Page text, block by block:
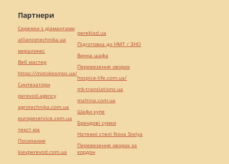
Партнери
Сережки з діамантами
alliancetechnika.ua
миралинкс
Веб мастер
https://motokosmos.ua/
Синтезатори
perevod.agency
agrotechnika.com.ua
europeservice.com.ua
текст юа
Посилання
kievperevod.com.ua
pereklad.ua
Підготовка до НМТ / ЗНО
Винна шафа
Перевезення хворих
hospice-life.com.ua/
mk-translations.ua
maltina.com.ua
Шафи купе
Брендові сумки
Натяжні стелі Nova Stelya
Перевезення хворих за
кордон